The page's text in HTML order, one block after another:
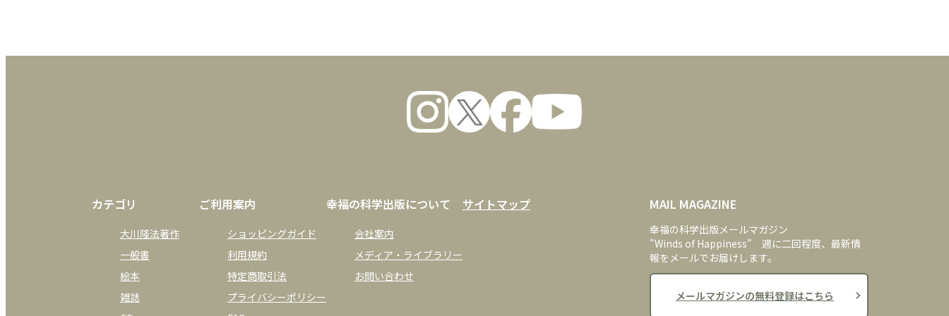
カテゴリ
大川隆法著作
一般書
絵本
雑誌
ご利用案内
ショッピングガイド
利用規約
特定商取引法
プライバシーポリシー
幸福の科学出版について
会社案内
メディア・ライブラリー
お問い合わせ
サイトマップ MAIL MAGAZINE
幸福の科学出版メールマガジン
"Winds of Happiness" 週に二回程度、最新情
報をメールでお届けします。
メールマガジンの無料登録はこちら